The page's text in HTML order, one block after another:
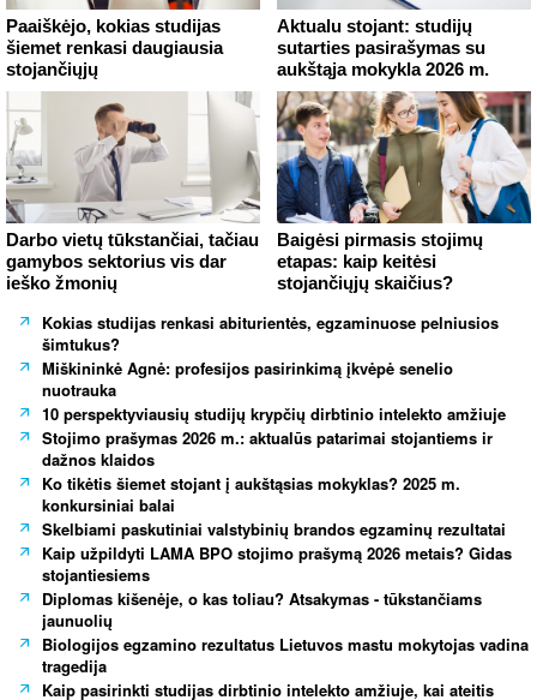
Paaiškėjo, kokias studijas
šiemet renkasi daugiausia
stojančiųjų
Aktualu stojant: studijų
sutarties pasirašymas su
aukštąja mokykla 2026 m.
Darbo vietų tūkstančiai, tačiau
gamybos sektorius vis dar
ieško žmonių
Baigėsi pirmasis stojimų
etapas: kaip keitėsi
stojančiųjų skaičius?
Kokias studijas renkasi abiturientės, egzaminuose pelniusios
šimtukus?
Miškininkė Agnė: profesijos pasirinkimą įkvėpė senelio
nuotrauka
10 perspektyviausių studijų krypčių dirbtinio intelekto amžiuje
Stojimo prašymas 2026 m.: aktualūs patarimai stojantiems ir
dažnos klaidos
Ko tikėtis šiemet stojant į aukštąsias mokyklas? 2025 m.
konkursiniai balai
Skelbiami paskutiniai valstybinių brandos egzaminų rezultatai
Kaip užpildyti LAMA BPO stojimo prašymą 2026 metais? Gidas
stojantiesiems
Diplomas kišenėje, o kas toliau? Atsakymas - tūkstančiams
jaunuolių
Biologijos egzamino rezultatus Lietuvos mastu mokytojas vadina
tragedija
Kaip pasirinkti studijas dirbtinio intelekto amžiuje, kai ateitis